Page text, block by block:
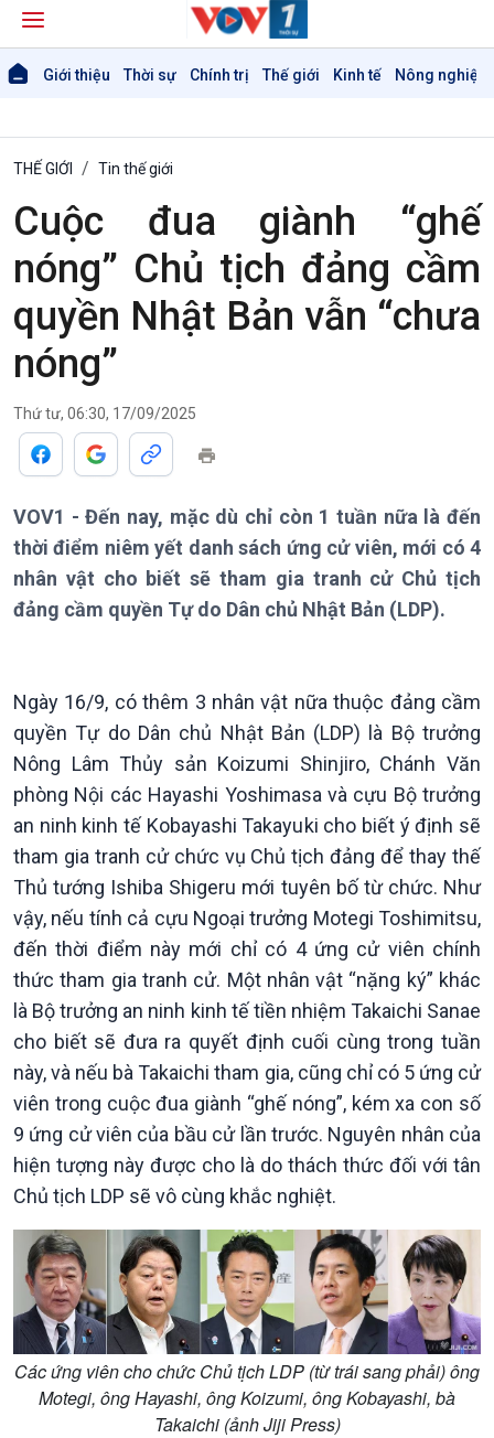
Giới thiệu Thời sự Chính trị Thế giới Kinh tế Nông nghiệp
Giới thiệu
Thời sự 6h
Thời sự 18h
Thời sự 21h30
Bản tin
Chính trị
Tin Chính trị
Chính phủ với người dân
Quốc hội với cử tri
Xây dựng đảng
Đảng trong cuộc sống
Nhận diện sự thật
Pháp luật và đời sống
Thế giới
Tin thế giới
Vấn đề quốc tế
Hồ sơ sự kiện quốc tế
Thế giới & Việt Nam
Biên cương - Một dải vững
bền
Nông nghiệp & Biển đảo
THẾ GIỚI Tin thế giới
Cuộc đua giành “ghế
nóng” Chủ tịch đảng cầm
quyền Nhật Bản vẫn “chưa
nóng”
Thứ tư, 06:30, 17/09/2025
VOV1 - Đến nay, mặc dù chỉ còn 1 tuần nữa là đến
thời điểm niêm yết danh sách ứng cử viên, mới có 4
nhân vật cho biết sẽ tham gia tranh cử Chủ tịch
đảng cầm quyền Tự do Dân chủ Nhật Bản (LDP).
Ngày 16/9, có thêm 3 nhân vật nữa thuộc đảng cầm
quyền Tự do Dân chủ Nhật Bản (LDP) là Bộ trưởng
Nông Lâm Thủy sản Koizumi Shinjiro, Chánh Văn
phòng Nội các Hayashi Yoshimasa và cựu Bộ trưởng
an ninh kinh tế Kobayashi Takayuki cho biết ý định sẽ
tham gia tranh cử chức vụ Chủ tịch đảng để thay thế
Thủ tướng Ishiba Shigeru mới tuyên bố từ chức. Như
vậy, nếu tính cả cựu Ngoại trưởng Motegi Toshimitsu,
đến thời điểm này mới chỉ có 4 ứng cử viên chính
thức tham gia tranh cử. Một nhân vật “nặng ký” khác
là Bộ trưởng an ninh kinh tế tiền nhiệm Takaichi Sanae
cho biết sẽ đưa ra quyết định cuối cùng trong tuần
này, và nếu bà Takaichi tham gia, cũng chỉ có 5 ứng cử
viên trong cuộc đua giành “ghế nóng”, kém xa con số
9 ứng cử viên của bầu cử lần trước. Nguyên nhân của
hiện tượng này được cho là do thách thức đối với tân
Chủ tịch LDP sẽ vô cùng khắc nghiệt.
Các ứng viên cho chức Chủ tịch LDP (từ trái sang phải) ông
Motegi, ông Hayashi, ông Koizumi, ông Kobayashi, bà
Takaichi (ảnh Jiji Press)